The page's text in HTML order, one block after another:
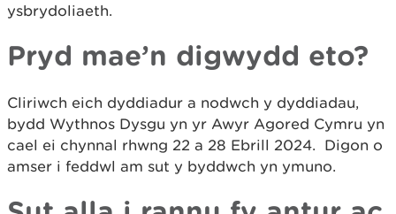
ysbrydoliaeth.
Pryd mae’n digwydd eto?
Cliriwch eich dyddiadur a nodwch y dyddiadau,
bydd Wythnos Dysgu yn yr Awyr Agored Cymru yn
cael ei chynnal rhwng 22 a 28 Ebrill 2024. Digon o
amser i feddwl am sut y byddwch yn ymuno.